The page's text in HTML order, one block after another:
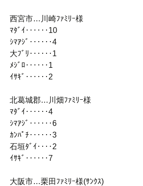
西宮市…川崎ﾌｧﾐﾘｰ様
ﾏﾀﾞｲ‥‥‥10
ｼﾏｱｼﾞ‥‥‥4
大ﾌﾞﾘ‥‥‥1
ﾒｼﾞﾛ‥‥‥1
ｲｻｷﾞ‥‥‥2
北葛城郡…川畑ﾌｧﾐﾘｰ様
ﾏﾀﾞｲ‥‥‥4
ｼﾏｱｼﾞ‥‥‥6
ｶﾝﾊﾟﾁ‥‥‥3
石垣ﾀﾞｲ‥‥2
ｲｻｷﾞ‥‥‥7
大阪市…栗田ﾌｧﾐﾘｰ様(ｻﾝｸｽ)